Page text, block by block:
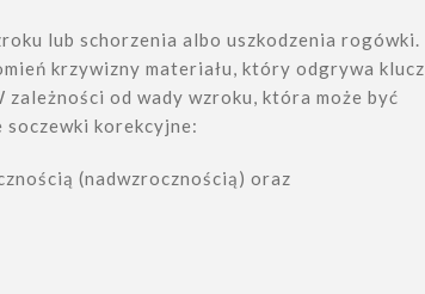
lub schorzenia albo uszkodzenia rogówki.
krzywizny materiału, który odgrywa
od wady wzroku, która może być
korekcyjne:
(nadwzrocznością) oraz